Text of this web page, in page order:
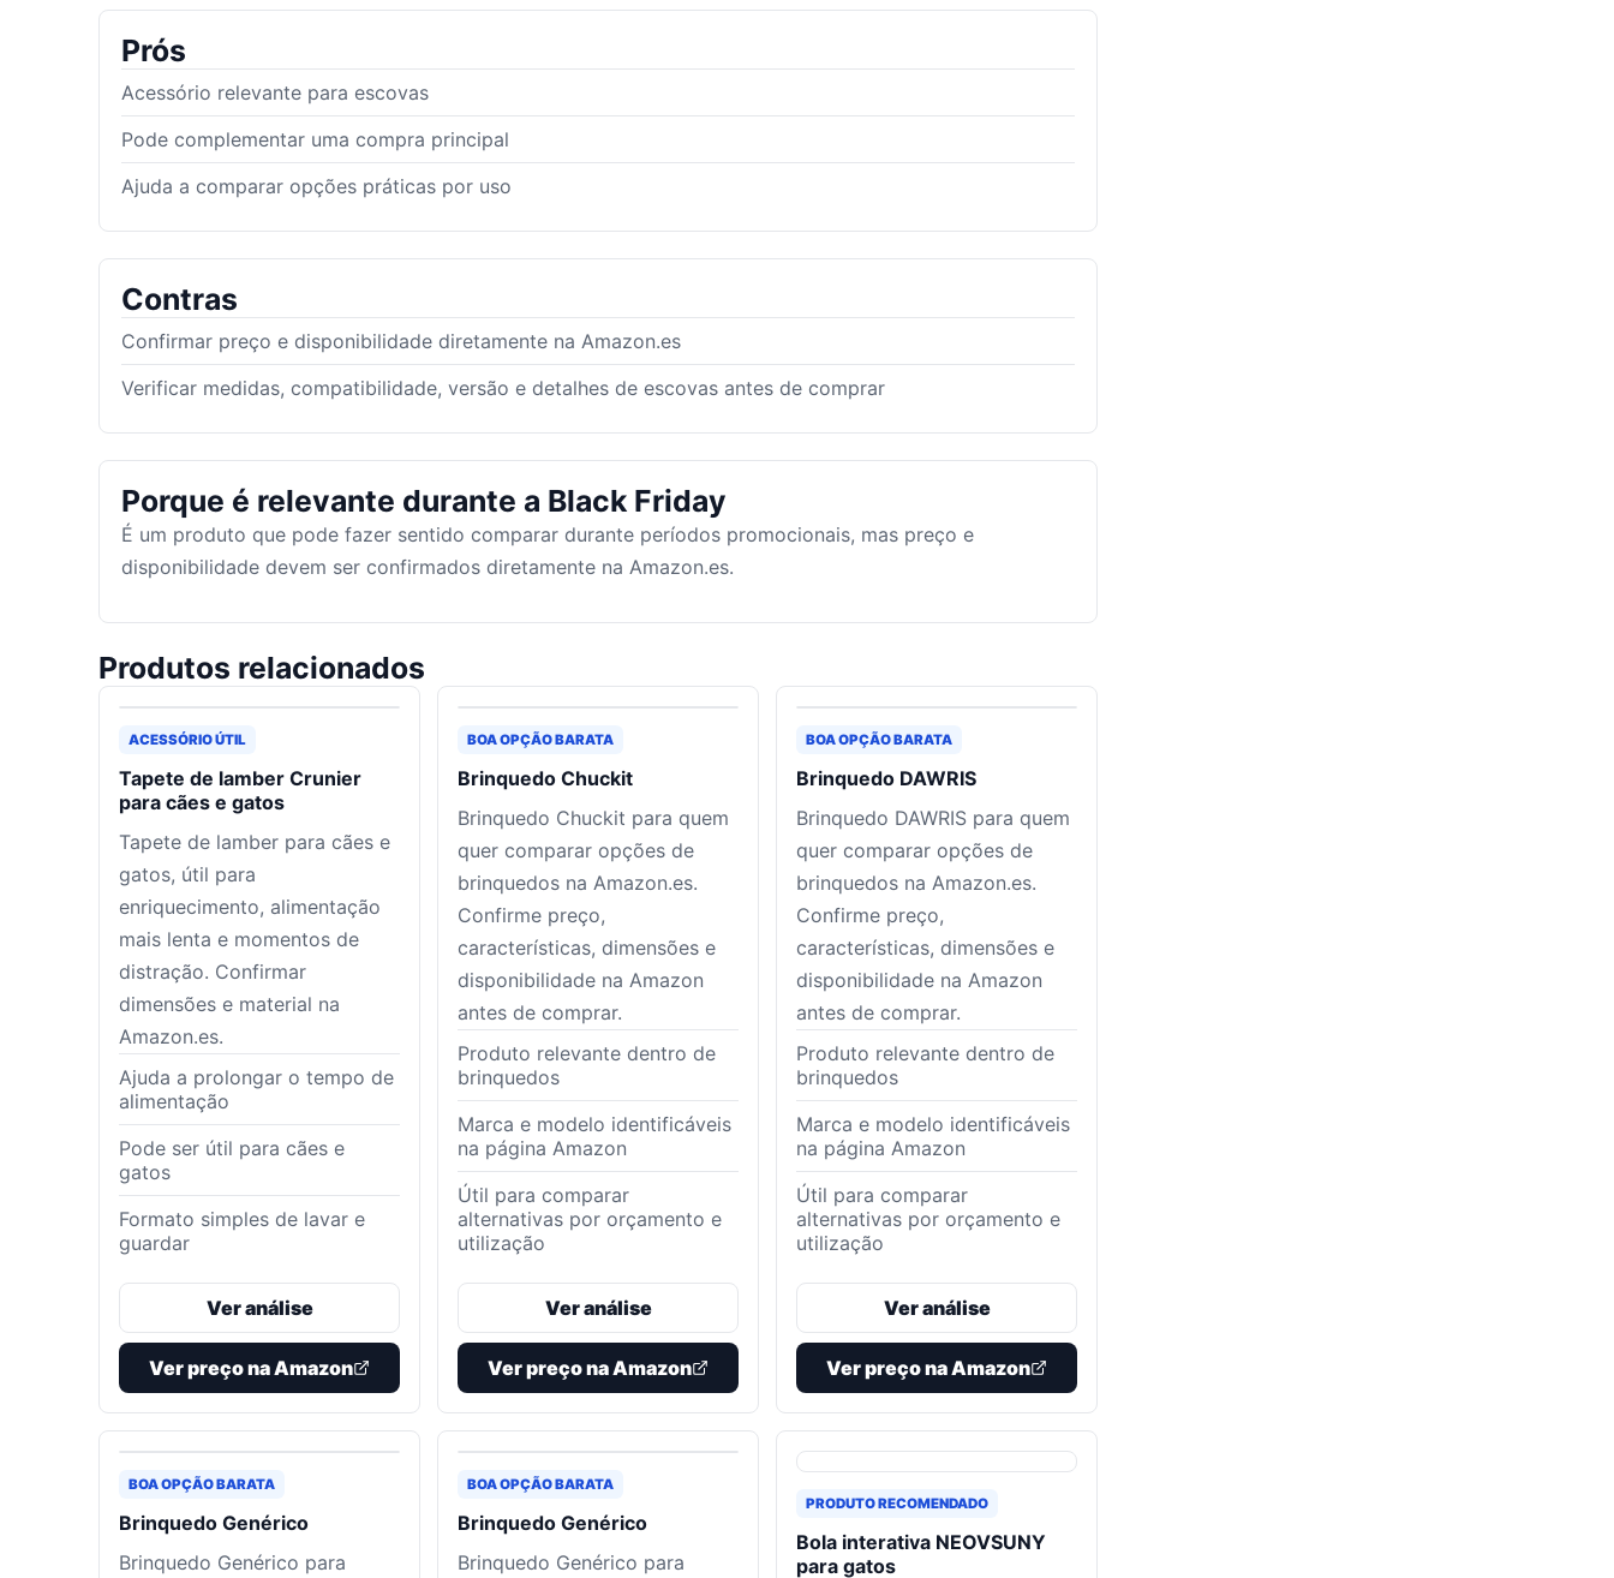
Prós
Acessório relevante para escovas
Pode complementar uma compra principal
Ajuda a comparar opções práticas por uso
Contras
Confirmar preço e disponibilidade diretamente na Amazon.es
Verificar medidas, compatibilidade, versão e detalhes de escovas antes de comprar
Porque é relevante durante a Black Friday
É um produto que pode fazer sentido comparar durante períodos promocionais, mas preço e
disponibilidade devem ser confirmados diretamente na Amazon.es.
Produtos relacionados
ACESSÓRIO ÚTIL
Tapete de lamber Crunier
para cães e gatos
Tapete de lamber para cães e
gatos, útil para
enriquecimento, alimentação
mais lenta e momentos de
distração. Confirmar
dimensões e material na
Amazon.es.
Ajuda a prolongar o tempo de
alimentação
Pode ser útil para cães e
gatos
Formato simples de lavar e
guardar
Ver análise
Ver preço na Amazon
BOA OPÇÃO BARATA
Brinquedo Chuckit
Brinquedo Chuckit para quem
quer comparar opções de
brinquedos na Amazon.es.
Confirme preço,
características, dimensões e
disponibilidade na Amazon
antes de comprar.
Produto relevante dentro de
brinquedos
Marca e modelo identificáveis
na página Amazon
Útil para comparar
alternativas por orçamento e
utilização
Ver análise
Ver preço na Amazon
BOA OPÇÃO BARATA
Brinquedo DAWRIS
Brinquedo DAWRIS para quem
quer comparar opções de
brinquedos na Amazon.es.
Confirme preço,
características, dimensões e
disponibilidade na Amazon
antes de comprar.
Produto relevante dentro de
brinquedos
Marca e modelo identificáveis
na página Amazon
Útil para comparar
alternativas por orçamento e
utilização
Ver análise
Ver preço na Amazon
BOA OPÇÃO BARATA
Brinquedo Genérico
Brinquedo Genérico para
BOA OPÇÃO BARATA
Brinquedo Genérico
Brinquedo Genérico para
PRODUTO RECOMENDADO
Bola interativa NEOVSUNY
para gatos